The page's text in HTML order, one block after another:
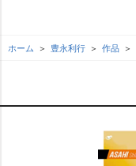
ホーム 豊永利行 作品